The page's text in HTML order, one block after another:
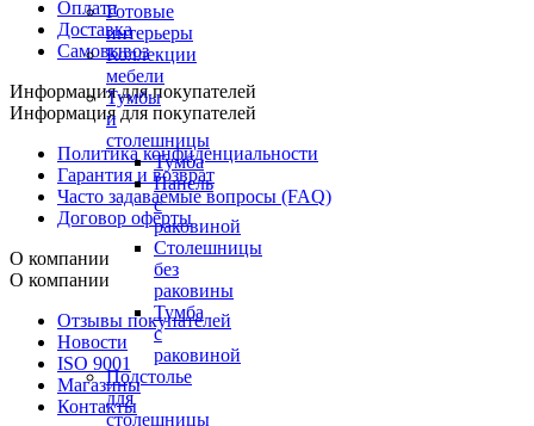
Готовые
интерьеры
Коллекции
мебели
Тумбы
и
столешницы
Тумба
Панель
с
раковиной
Столешницы
без
раковины
Тумба
с
раковиной
Подстолье
для
столешницы
Оплата
Доставка
Самовывоз
Информация для покупателей
Информация для покупателей
Политика конфиденциальности
Гарантия и возврат
Часто задаваемые вопросы (FAQ)
Договор оферты
О компании
О компании
Отзывы покупателей
Новости
ISO 9001
Магазины
Контакты